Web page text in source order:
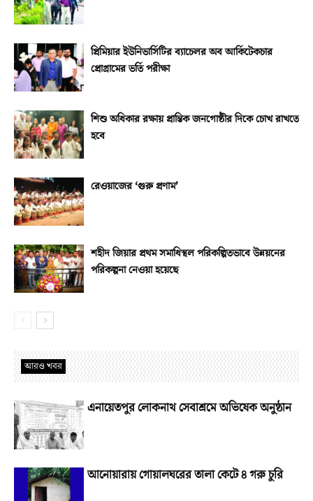
প্রিমিয়ার ইউনিভার্সিটির ব্যাচেলর অব আর্কিটেকচার
প্রোগ্রামের ভর্তি পরীক্ষা
শিশু অধিকার রক্ষায় প্রান্তিক জনগোষ্ঠীর দিকে চোখ রাখতে
হবে
রেওয়াজের ‘গুরু প্রণাম’
শহীদ জিয়ার প্রথম সমাধিস্থল পরিকল্পিতভাবে উন্নয়নের
পরিকল্পনা নেওয়া হয়েছে
আরও খবর
এনায়েতপুর লোকনাথ সেবাশ্রমে অভিষেক অনুষ্ঠান
আনোয়ারায় গোয়ালঘরের তালা কেটে ৪ গরু চুরি